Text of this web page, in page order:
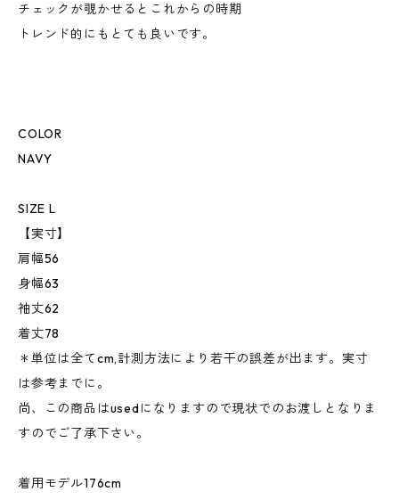
チェックが覗かせるとこれからの時期
トレンド的にもとても良いです。
COLOR
NAVY
SIZE L
【実寸】
肩幅56
身幅63
袖丈62
着丈78
＊単位は全てcm,計測方法により若干の誤差が出ます。実寸
は参考までに。
尚、この商品はusedになりますので現状でのお渡しとなりま
すのでご了承下さい。
着用モデル176cm